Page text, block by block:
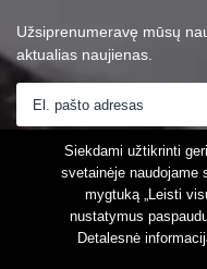
Užsiprenumeravę mūsų
aktualias naujienas.
Susipažinau su
Siekdami užtikrinti
svetainėje naudojame
mygtuką „Leisti
nustatymus
Detalesnė